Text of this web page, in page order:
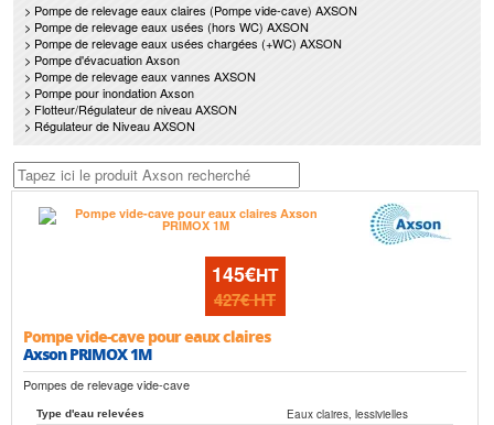
> Pompe de relevage eaux claires (Pompe vide-cave) AXSON
> Pompe de relevage eaux usées (hors WC) AXSON
> Pompe de relevage eaux usées chargées (+WC) AXSON
> Pompe d'évacuation Axson
> Pompe de relevage eaux vannes AXSON
> Pompe pour inondation Axson
> Flotteur/Régulateur de niveau AXSON
> Régulateur de Niveau AXSON
145€HT
427€HT
Pompe vide-cave pour eaux claires
Axson PRIMOX 1M
Pompes de relevage vide-cave
Type d'eau relevées Eaux claires, lessivielles